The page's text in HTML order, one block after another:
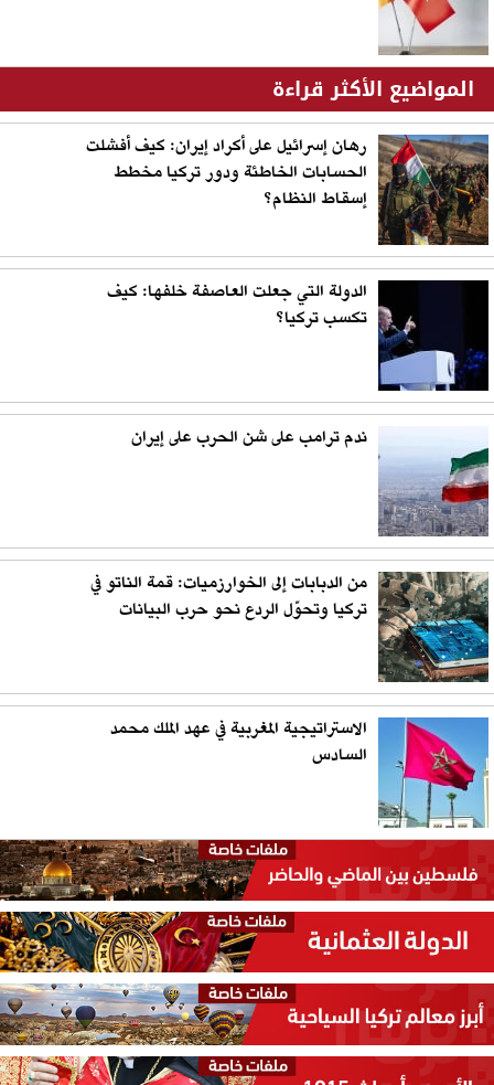
المواضيع الأكثر قراءة
رهان إسرائيل على أكراد إيران: كيف أفشلت
الحسابات الخاطئة ودور تركيا مخطط
إسقاط النظام؟
الدولة التي جعلت العاصفة خلفها: كيف
تكسب تركيا؟
ندم ترامب على شن الحرب على إيران
من الدبابات إلى الخوارزميات: قمة الناتو في
تركيا وتحوّل الردع نحو حرب البيانات
الاستراتيجية المغربية في عهد الملك محمد
السادس